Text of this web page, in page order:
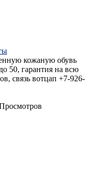
кожаную обувь
50, гарантия на всю
связь вотцап +7-926-